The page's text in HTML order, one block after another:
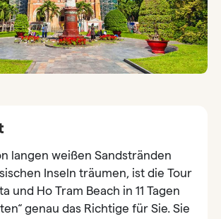
langen weißen Sandstränden
Inseln träumen, ist die Tour
und Ho Tram Beach in 11 Tagen
genau das Richtige für Sie. Sie